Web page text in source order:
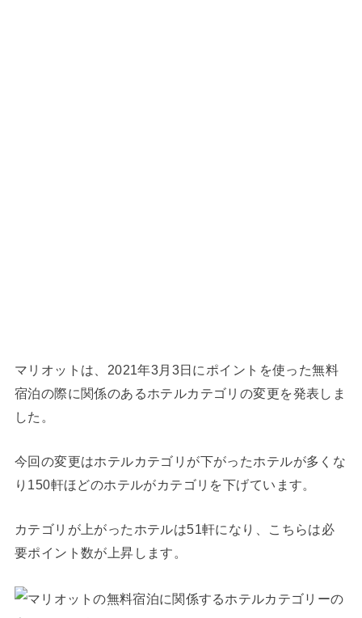
マリオットは、2021年3月3日にポイントを使った無料
宿泊の際に関係のあるホテルカテゴリの変更を発表しま
した。
今回の変更はホテルカテゴリが下がったホテルが多くな
り150軒ほどのホテルがカテゴリを下げています。
カテゴリが上がったホテルは51軒になり、こちらは必
要ポイント数が上昇します。